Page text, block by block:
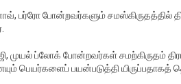
போன்றவர்களும் சமஸ்கிருதத்தில்
முயல் ப்லோக் போன்றவர்கள் சமற்கிருதம்
பெயர்களைப் பயன்படுத்தி யிருப்பதாகத்